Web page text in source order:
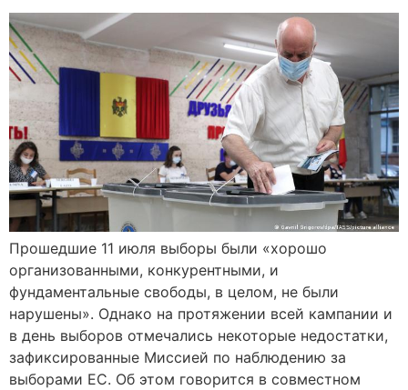
Прошедшие 11 июля выборы были «хорошо
организованными, конкурентными, и
фундаментальные свободы, в целом, не были
нарушены». Однако на протяжении всей кампании и
в день выборов отмечались некоторые недостатки,
зафиксированные Миссией по наблюдению за
выборами ЕС. Об этом говорится в совместном